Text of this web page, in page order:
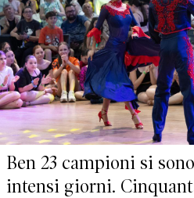
Ben 23 campioni si
intensi giorni.